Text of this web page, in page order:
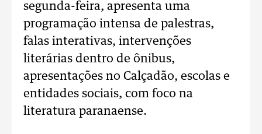
segunda-feira, apresenta uma
programação intensa de palestras,
falas interativas, intervenções
literárias dentro de ônibus,
apresentações no Calçadão, escolas e
entidades sociais, com foco na
literatura paranaense.